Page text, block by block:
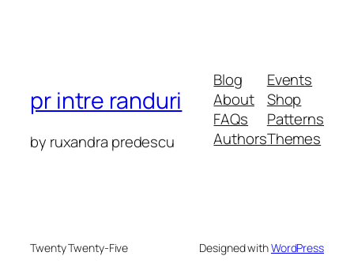
pr intre randuri
by ruxandra predescu
Blog
About
FAQs
Authors
Events
Shop
Patterns
Themes
Twenty Twenty-Five Designed withWordPress